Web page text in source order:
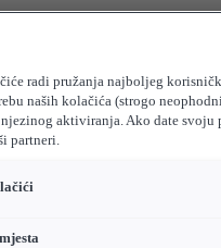
radi pružanja najboljeg
naših kolačića (strogo
njezinog aktiviranja. Ako date
partneri.